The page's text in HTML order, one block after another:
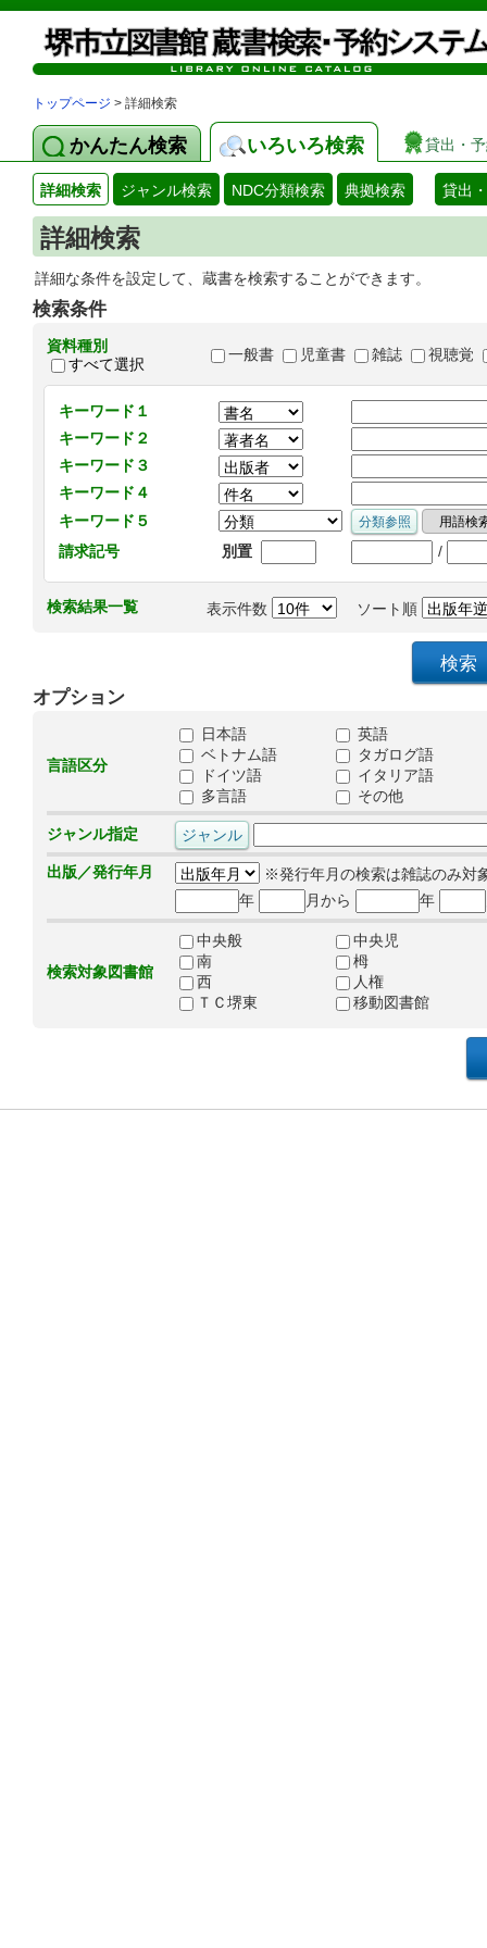
トップページ > 詳細検索
かんたん検索 いろいろ検索 貸出・
詳細検索 ジャンル検索 NDC分類検索 典拠検索 貸出
詳細検索
詳細な条件を設定して、蔵書を検索することができます。
検索条件
資料種別
すべて選択
一般書 児童書 雑誌 視聴覚
キーワード１
キーワード２
キーワード３
キーワード４
キーワード５
請求記号
別置 /
検索結果一覧 表示件数 ソート順
オプション
言語区分
日本語
英語
ベトナム語
タガログ語
ドイツ語
イタリア語
多言語
その他
ジャンル指定
出版／発行年月
※発行年月の検索は雑誌のみ対
年
月から 年
検索対象図書館
中央般
中央児
南
栂
西
人権
ＴＣ堺東
移動図書館